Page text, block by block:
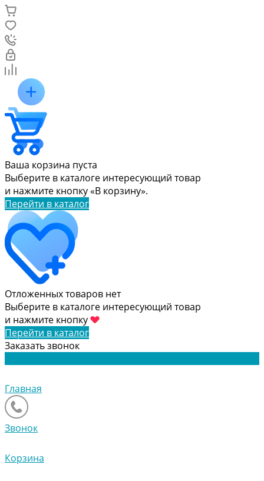
Ваша корзина пуста
Выберите в каталоге интересующий товар
и нажмите кнопку «В корзину».
Перейти в каталог
Отложенных товаров нет
Выберите в каталоге интересующий товар
и нажмите кнопку
Перейти в каталог
Заказать звонок
Главная
Звонок
Корзина